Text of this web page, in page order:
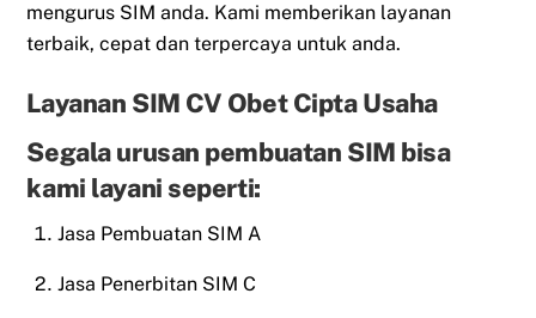
mengurus SIM anda. Kami memberikan layanan
terbaik, cepat dan terpercaya untuk anda.
Layanan SIM CV Obet Cipta Usaha
Segala urusan pembuatan SIM bisa
kami layani seperti:
Jasa Pembuatan SIM A
Jasa Penerbitan SIM C